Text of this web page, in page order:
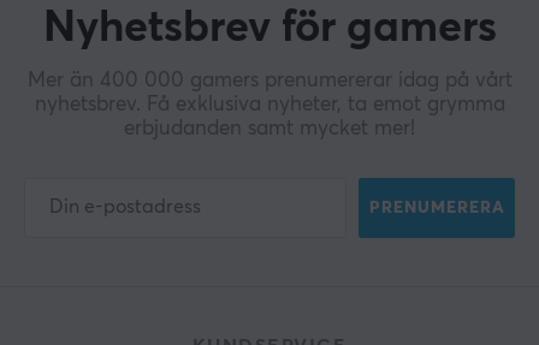
Nyhetsbrev för gamers
Mer än 400 000 gamers prenumererar idag på vårt
nyhetsbrev. Få exklusiva nyheter, ta emot grymma
erbjudanden samt mycket mer!
PRENUMERERA